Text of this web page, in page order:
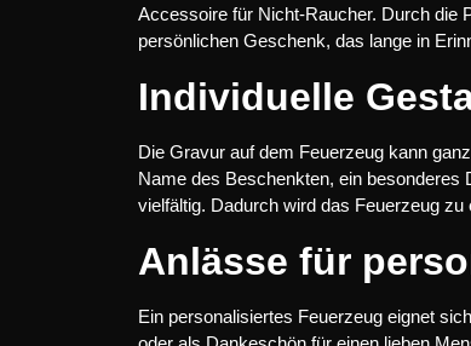
Accessoire für Nicht-Raucher. Durch die
persönlichen Geschenk, das lange in
Individuelle
Die Gravur auf dem Feuerzeug kann
Name des Beschenkten, ein besonderes
vielfältig. Dadurch wird das Feuerzeug
Anlässe für
Ein personalisiertes Feuerzeug eignet